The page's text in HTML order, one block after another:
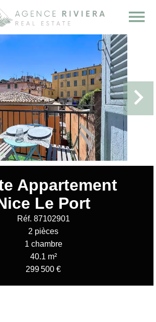
Appartement
Le Port
Réf. 87102901
2 pièces
1 chambre
40.1 m²
299 500 €